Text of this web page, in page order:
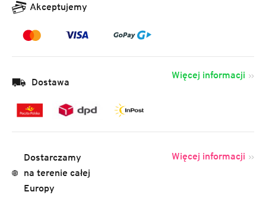
Akceptujemy
Dostawa
Więcej informacji
Dostarczamy
na terenie całej
Europy
Więcej informacji